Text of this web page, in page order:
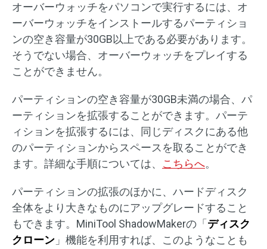
オーバーウォッチをパソコンで実行するには、オ
ーバーウォッチをインストールするパーティショ
ンの空き容量が30GB以上である必要があります。
そうでない場合、オーバーウォッチをプレイする
ことができません。
パーティションの空き容量が30GB未満の場合、パ
ーティションを拡張することができます。パーテ
ィションを拡張するには、同じディスクにある他
のパーティションからスペースを取ることができ
ます。詳細な手順については、 こちらへ。
パーティションの拡張のほかに、ハードディスク
全体をより大きなものにアップグレードすること
もできます。MiniTool ShadowMakerの「 ディスク
クローン 」機能を利用すれば、このようなことも